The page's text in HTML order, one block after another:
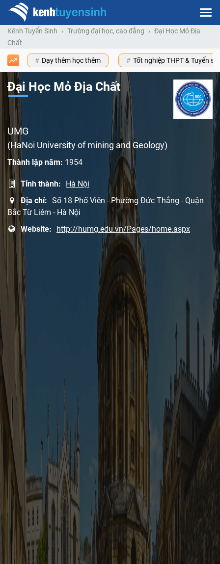
Kênh Tuyển Sinh Trường đại học, cao đẳng
Đại Học Mỏ Địa
Chất
Dạy thêm học thêm Tốt nghiệp THPT & Tuyển
Đại Học Mỏ Địa Chất
UMG
(HaNoi University of mining and Geology)
Thành lập năm: 1954
Tỉnh thành:
Hà Nội
Địa chỉ: Số 18 Phố Viên - Phường Đức Thắng - Quận
Bắc Từ Liêm - Hà Nội
Website:
http://humg.edu.vn/Pages/home.aspx